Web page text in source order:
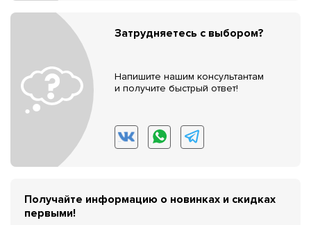
Затрудняетесь с выбором?
Напишите нашим консультантам
и получите быстрый ответ!
Получайте информацию о новинках и скидках
первыми!